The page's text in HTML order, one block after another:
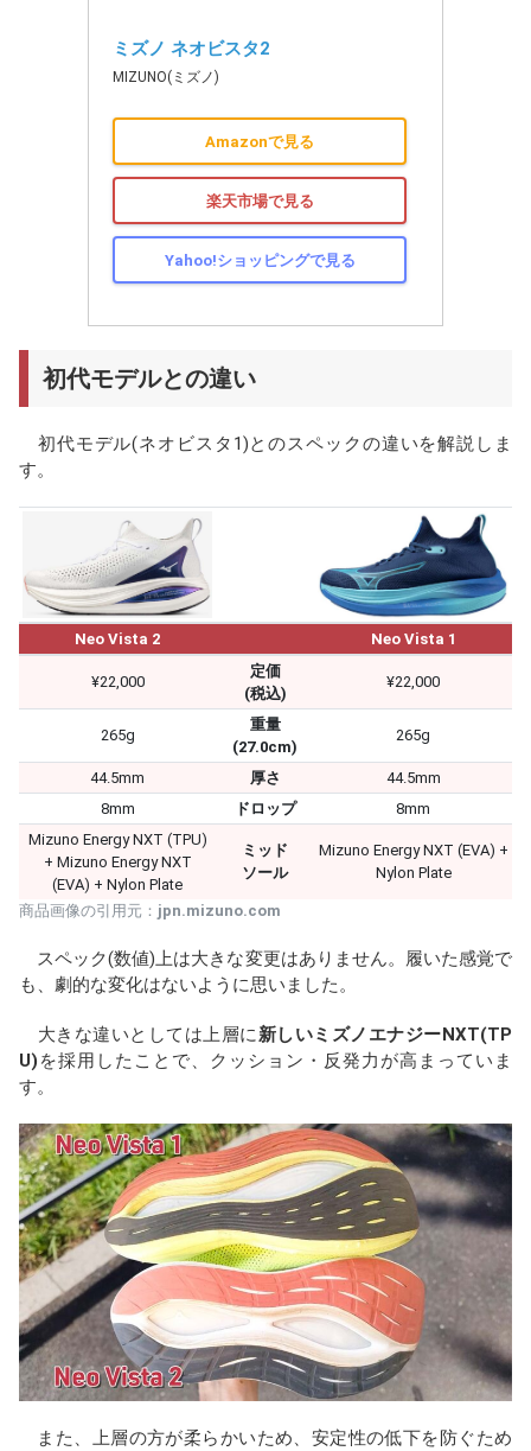
ミズノ ネオビスタ2
MIZUNO(ミズノ)
Amazonで見る
楽天市場で見る
Yahoo!ショッピングで見る
初代モデルとの違い
初代モデル(ネオビスタ1)とのスペックの違いを解説しま
す。
Neo Vista 2 Neo Vista 1
¥22,000
定価
(税込)
¥22,000
265g
重量
(27.0cm)
265g
44.5mm 厚さ
44.5mm
8mm
ドロップ
8mm
Mizuno Energy NXT (TPU)
+ Mizuno Energy NXT
(EVA) + Nylon Plate
ミッド
ソール
Mizuno Energy NXT (EVA) +
Nylon Plate
商品画像の引用元： jpn.mizuno.com
スペック(数値)上は大きな変更はありません。履いた感覚で
も、劇的な変化はないように思いました。
大きな違いとしては上層に新しいミズノエナジーNXT(TP
U) を採用したことで、クッション・反発力が高まっていま
す。
また、上層の方が柔らかいため、安定性の低下を防ぐため